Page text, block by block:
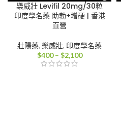
樂威壯 Levifil 20mg/30粒
印度學名藥 助勃+增硬 | 香港
直營
壯陽藥, 樂威壯, 印度學名藥
$400 – $2,100價